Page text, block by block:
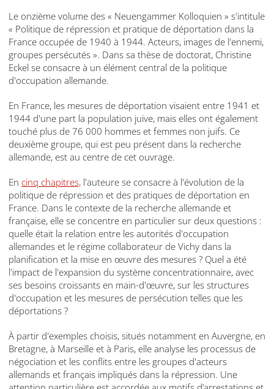
Le onzième volume des « Neuengammer Kolloquien » s'intitule
« Politique de répression et pratique de déportation dans la
France occupée de 1940 à 1944. Acteurs, images de l'ennemi,
groupes persécutés ». Dans sa thèse de doctorat, Christine
Eckel se consacre à un élément central de la politique
d'occupation allemande.
En France, les mesures de déportation visaient entre 1941 et
1944 d'une part la population juive, mais elles ont également
touché plus de 76 000 hommes et femmes non juifs. Ce
deuxième groupe, qui est peu présent dans la recherche
allemande, est au centre de cet ouvrage.
En cinq chapitres, l'auteure se consacre à l'évolution de la
politique de répression et des pratiques de déportation en
France. Dans le contexte de la recherche allemande et
française, elle se concentre en particulier sur deux questions :
quelle était la relation entre les autorités d'occupation
allemandes et le régime collaborateur de Vichy dans la
planification et la mise en œuvre des mesures ? Quel a été
l'impact de l'expansion du système concentrationnaire, avec
ses besoins croissants en main-d'œuvre, sur les structures
d'occupation et les mesures de persécution telles que les
déportations ?
À partir d'exemples choisis, situés notamment en Auvergne, en
Bretagne, à Marseille et à Paris, elle analyse les processus de
négociation et les conflits entre les groupes d'acteurs
allemands et français impliqués dans la répression. Une